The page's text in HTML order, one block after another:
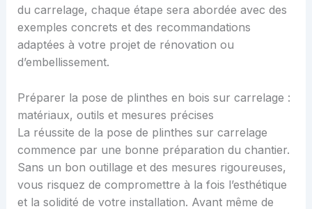
du carrelage, chaque étape sera abordée avec des
exemples concrets et des recommandations
adaptées à votre projet de rénovation ou
d’embellissement.
Préparer la pose de plinthes en bois sur carrelage :
matériaux, outils et mesures précises
La réussite de la pose de plinthes sur carrelage
commence par une bonne préparation du chantier.
Sans un bon outillage et des mesures rigoureuses,
vous risquez de compromettre à la fois l’esthétique
et la solidité de votre installation. Avant même de